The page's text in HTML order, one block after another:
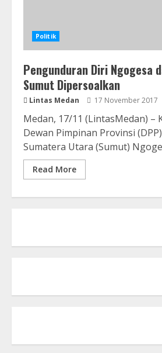
Politik
Pengunduran Diri Ngogesa
Sumut Dipersoalkan
Lintas Medan 17 November 2017
Medan, 17/11 (LintasMedan) –
Dewan Pimpinan Provinsi
Sumatera Utara (Sumut)
Read More